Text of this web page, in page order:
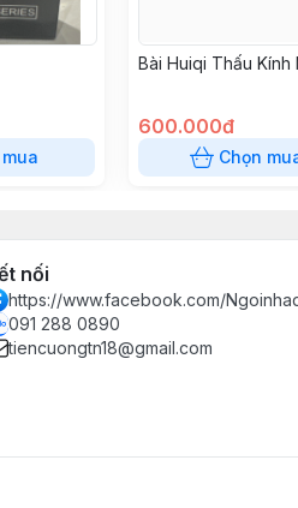
Bài Huiqi Thấu Kính
600.000đ
Chọn
nối
https://www.facebook.com/
091 288 0890
tiencuongtn18@gmail.com